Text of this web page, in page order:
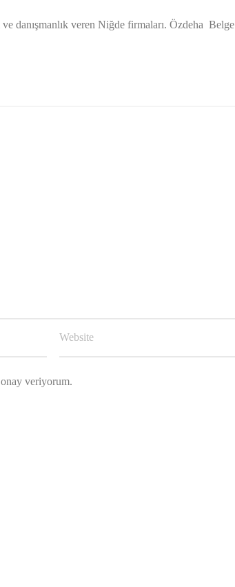
danışmanlık veren Niğde firmaları. Özdeha Belge
veriyorum.